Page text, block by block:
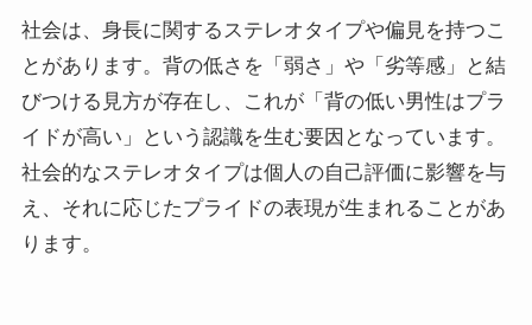
社会は、身長に関するステレオタイプや偏見を持つこ
とがあります。背の低さを「弱さ」や「劣等感」と結
びつける見方が存在し、これが「背の低い男性はプラ
イドが高い」という認識を生む要因となっています。
社会的なステレオタイプは個人の自己評価に影響を与
え、それに応じたプライドの表現が生まれることがあ
ります。